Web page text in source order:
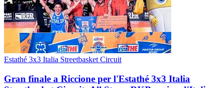
Estathé 3x3 Italia Streetbasket Circuit
Gran finale a Riccione per l'Estathé 3x3 Italia